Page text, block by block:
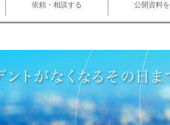
依頼・相談する 公開資料